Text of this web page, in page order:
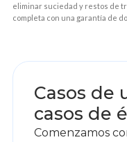
eliminar suciedad y restos de
completa con una garantía de
Casos de
casos de
Comenzamos